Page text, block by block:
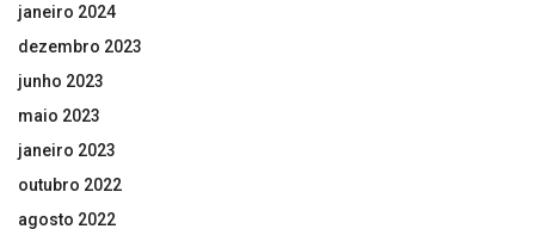
janeiro 2024
dezembro 2023
junho 2023
maio 2023
janeiro 2023
outubro 2022
agosto 2022